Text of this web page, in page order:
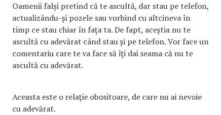
Oamenii falși pretind că te ascultă, dar stau pe telefon,
actualizându-și pozele sau vorbind cu altcineva în
timp ce stau chiar în fața ta. De fapt, aceștia nu te
ascultă cu adevărat când stau și pe telefon. Vor face un
comentariu care te va face să îți dai seama că nu te
ascultă cu adevărat.
Aceasta este o relație obositoare, de care nu ai nevoie
cu adevărat.